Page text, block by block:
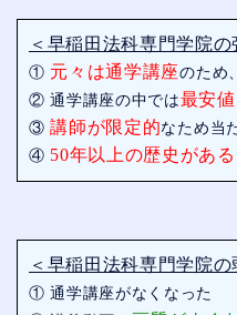
＜早稲田法科専門学院の
① 元々は通学講座のため
② 通学講座の中では最安値
③講師が限定的なため当
④ 50年以上の歴史がある
＜早稲田法科専門学院の
① 通学講座がなくなった